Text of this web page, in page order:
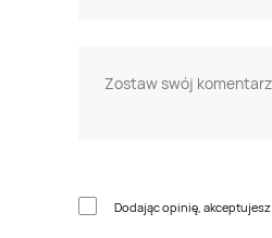
Dodając opinię, akceptujesz